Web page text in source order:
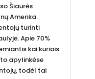
Šiaurės
Amerika.
turinti
Apie 70%
kai kuriais
apylinkėse
todėl tai